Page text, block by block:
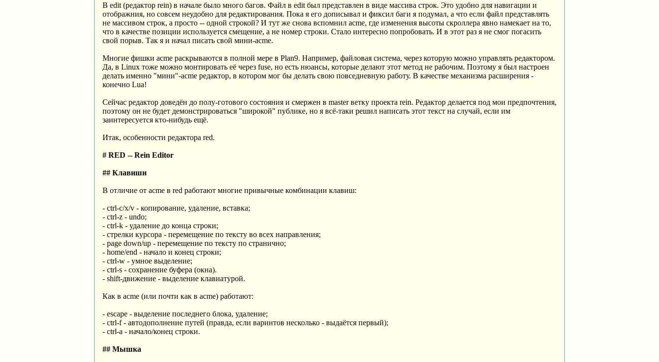
В edit (редактор rein) в начале было много багов. Файл в edit был представлен в виде массива строк. Это удобно для навигации и
отображния, но совсем неудобно для редактирования. Пока я его дописывал и фиксил баги я подумал, а что если файл представлять
не массивом строк, а просто -- одной строкой? И тут же снова вспомнил acme, где изменения высоты скроллера явно намекает на то,
что в качестве позиции используется смещение, а не номер строки. Стало интересно попробовать. И в этот раз я не смог погасить
свой порыв. Так я и начал писать свой мини-acme.
Многие фишки acme раскрываются в полной мере в Plan9. Например, файловая система, через которую можно управлять редактором.
Да, в Linux тоже можно монтировать её через fuse, но есть нюансы, которые делают этот метод не рабочим. Поэтому я был настроен
делать именно "мини"-acme редактор, в котором мог бы делать свою повседневную работу. В качестве механизма расширения -
конечно Lua!
Сейчас редактор доведён до полу-готового состояния и смержен в master ветку проекта rein. Редактор делается под мои предпочтения,
поэтому он не будет демонстрироваться "широкой" публике, но я всё-таки решил написать этот текст на случай, если им
заинтересуется кто-нибудь ещё.
Итак, особенности редактора red.
# RED -- Rein Editor
## Клавиши
В отличие от acme в red работают многие привычные комбинации клавиш:
- ctrl-c/x/v - копирование, удаление, вставка;
- ctrl-z - undo;
- ctrl-k - удаление до конца строки;
- стрелки курсора - перемещение по тексту во всех направления;
- page down/up - перемещение по тексту по странично;
- home/end - начало и конец строки;
- ctrl-w - умное выделение;
- ctrl-s - сохранение буфера (окна).
- shift-движение - выделение клавиатурой.
Как в acme (или почти как в acme) работают:
- escape - выделение последнего блока, удаление;
- ctrl-f - автодополнение путей (правда, если варинтов несколько - выдаётся первый);
- ctrl-a - начало/конец строки.
## Мышка